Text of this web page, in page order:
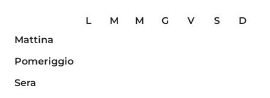
L M M G V S
D
Mattina
Pomeriggio
Sera